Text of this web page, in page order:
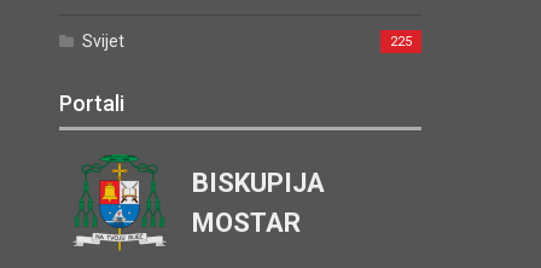
Svijet 225
Portali
BISKUPIJA
MOSTAR